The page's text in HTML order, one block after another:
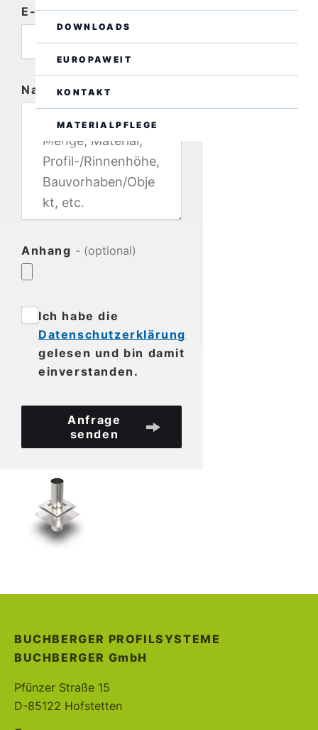
DOWNLOADS
EUROPAWEIT
KONTAKT
MATERIALPFLEGE
DE EN
E-Mail
Nachricht
Anhang - (optional)
Ich habe die
Datenschutzerklärung
gelesen und bin damit
einverstanden.
Anfrage
senden
BUCHBERGER PROFILSYSTEME
BUCHBERGER GmbH
Pfünzer Straße 15
D-85122 Hofstetten